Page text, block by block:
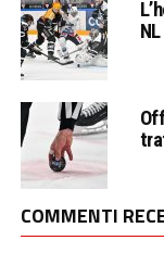
NL
COMMENTI